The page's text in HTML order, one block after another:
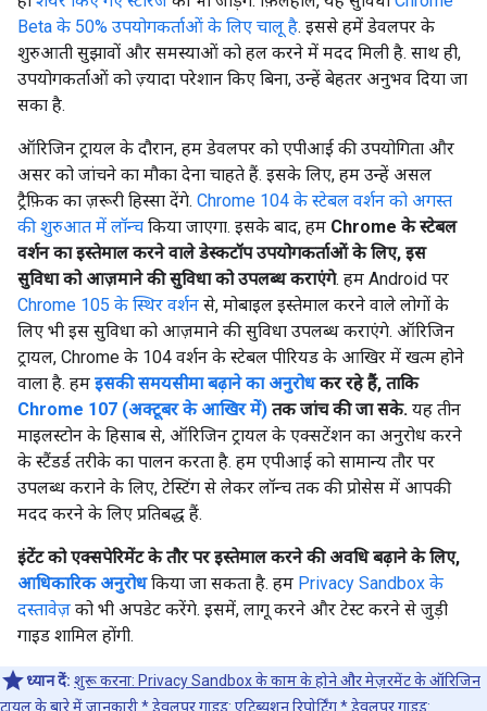
Beta के 50% उपयोगकर्ताओं के लिए चालू है. इससे हमें डेवलपर के
शुरुआती सुझावों और समस्याओं को हल करने में मदद मिली है. साथ ही,
उपयोगकर्ताओं को ज़्यादा परेशान किए बिना, उन्हें बेहतर अनुभव दिया जा
सका है.
ऑरिजिन ट्रायल के दौरान, हम डेवलपर को एपीआई की उपयोगिता और
असर को जांचने का मौका देना चाहते हैं. इसके लिए, हम उन्हें असल
ट्रैफ़िक का ज़रूरी हिस्सा देंगे. Chrome 104 के स्टेबल वर्शन को अगस्त
की शुरुआत में लॉन्च किया जाएगा. इसके बाद, हम Chrome के स्टेबल
वर्शन का इस्तेमाल करने वाले डेस्कटॉप उपयोगकर्ताओं के लिए, इस
सुविधा को आज़माने की सुविधा को उपलब्ध कराएंगे. हम Android पर
Chrome 105 के स्थिर वर्शन से, मोबाइल इस्तेमाल करने वाले लोगों के
लिए भी इस सुविधा को आज़माने की सुविधा उपलब्ध कराएंगे. ऑरिजिन
ट्रायल, Chrome के 104 वर्शन के स्टेबल पीरियड के आखिर में खत्म होने
वाला है. हम इसकी समयसीमा बढ़ाने का अनुरोधकर रहे हैं, ताकि
Chrome 107 (अक्टूबर के आखिर में) तक जांच की जा सके. यह तीन
माइलस्टोन के हिसाब से, ऑरिजिन ट्रायल के एक्सटेंशन का अनुरोध करने
के स्टैंडर्ड तरीके का पालन करता है. हम एपीआई को सामान्य तौर पर
उपलब्ध कराने के लिए, टेस्टिंग से लेकर लॉन्च तक की प्रोसेस में आपकी
मदद करने के लिए प्रतिबद्ध हैं.
इंटेंट को एक्सपेरिमेंट के तौर पर इस्तेमाल करने की अवधि बढ़ाने के लिए,
आधिकारिक अनुरोधकिया जा सकता है. हम Privacy Sandbox के
दस्तावेज़ को भी अपडेट करेंगे. इसमें, लागू करने और टेस्ट करने से जुड़ी
गाइड शामिल होंगी.
ध्यान दें: शुरू करना: Privacy Sandbox के काम के होने और मेज़रमेंट के ऑरिजिन
ट्रायलके बारे में जानकारी *डेवलपर गाइड: एट्रिब्यूशन रिपोर्टिंग*डेवलपर गाइड: